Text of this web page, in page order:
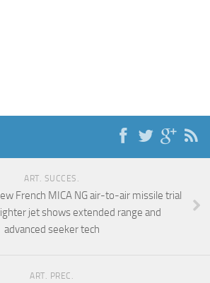
ART. SUCCES.
French MICA NG air-to-air missile trial
jet shows extended range and
advanced seeker tech
ART. PREC.